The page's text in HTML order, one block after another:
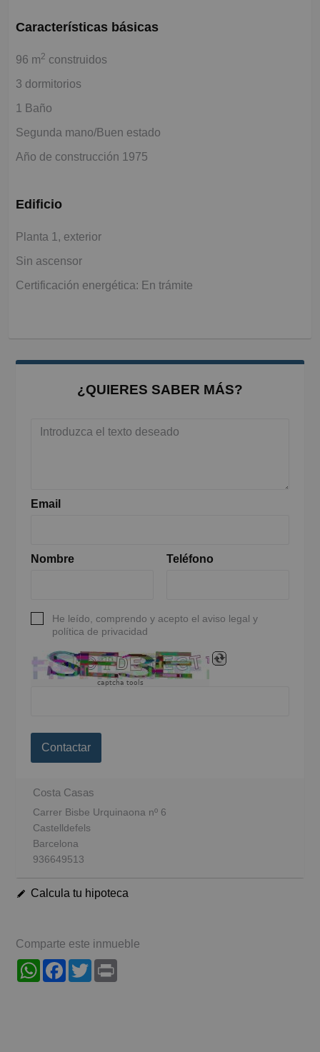
Características básicas
96 m2 construidos
3 dormitorios
1 Baño
Segunda mano/Buen estado
Año de construcción 1975
Edificio
Planta 1, exterior
Sin ascensor
Certificación energética: En trámite
¿QUIERES SABER MÁS?
Email
Nombre Teléfono
He leído, comprendo y acepto el aviso legal y
política de privacidad
captcha tools
Contactar
Costa Casas
Carrer Bisbe Urquinaona nº 6
Castelldefels
Barcelona
936649513
Calcula tu hipoteca
Comparte este inmueble
WhatsAppFacebook
Twitter